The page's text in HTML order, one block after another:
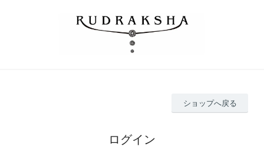
ショップへ戻る
ログイン